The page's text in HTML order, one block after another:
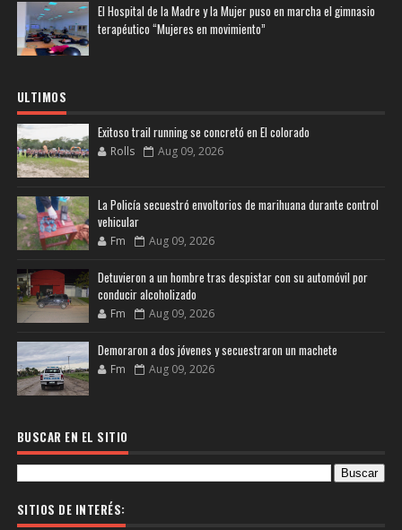
El Hospital de la Madre y la Mujer puso en marcha el gimnasio
terapéutico “Mujeres en movimiento”
ULTIMOS
Exitoso trail running se concretó en El colorado
Rolls Aug 09, 2026
La Policía secuestró envoltorios de marihuana durante control
vehicular
Fm Aug 09, 2026
Detuvieron a un hombre tras despistar con su automóvil por
conducir alcoholizado
Fm Aug 09, 2026
Demoraron a dos jóvenes y secuestraron un machete
Fm Aug 09, 2026
BUSCAR EN EL SITIO
SITIOS DE INTERÉS: